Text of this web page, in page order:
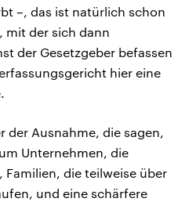
–, das ist natürlich schon
mit der sich dann
der Gesetzgeber befassen
hier eine
der Ausnahme, die sagen,
Unternehmen, die
die teilweise über
und eine schärfere